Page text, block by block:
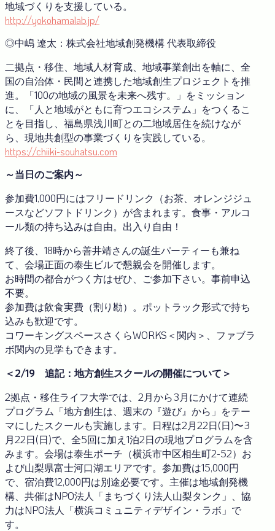
地域づくりを支援している。
http://yokohamalab.jp/
◎中嶋 遼太：株式会社地域創発機構 代表取締役
二拠点・移住、地域人材育成、地域事業創出を軸に、全
国の自治体・民間と連携した地域創生プロジェクトを推
進。「100の地域の風景を未来へ残す。」をミッション
に、「人と地域がともに育つエコシステム」をつくるこ
とを目指し、福島県浅川町との二地域居住を続けなが
ら、現地共創型の事業づくりを実践している。
https://chiiki-souhatsu.com
～当日のご案内～
参加費1,000円にはフリードリンク（お茶、オレンジジュ
ースなどソフトドリンク）が含まれます。食事・アルコ
ール類の持ち込みは自由。出入り自由！
終了後、18時から善井靖さんの誕生パーティーも兼ね
て、会場正面の泰生ビルで懇親会を開催します。
お時間の都合がつく方はぜひ、ご参加下さい。事前申込
不要。
参加費は飲食実費（割り勘）。ポットラック形式で持ち
込みも歓迎です。
コワーキングスペースさくらWORKS＜関内＞、ファブラ
ボ関内の見学もできます。
＜2/19 追記：地方創生スクールの開催について＞
2拠点・移住ライフ大学では、2月から3月にかけて連続
プログラム「地方創生は、週末の『遊び』から」をテー
マにしたスクールも実施します。日程は2月22日(日)〜3
月22日(日)で、全5回に加え1泊2日の現地プログラムを含
みます。会場は泰生ポーチ（横浜市中区相生町2-52）お
よび山梨県富士河口湖エリアです。参加費は15,000円
で、宿泊費12,000円は別途必要です。主催は地域創発機
構、共催はNPO法人「まちづくり法人山梨タンク」、協
力はNPO法人「横浜コミュニティデザイン・ラボ」で
す。